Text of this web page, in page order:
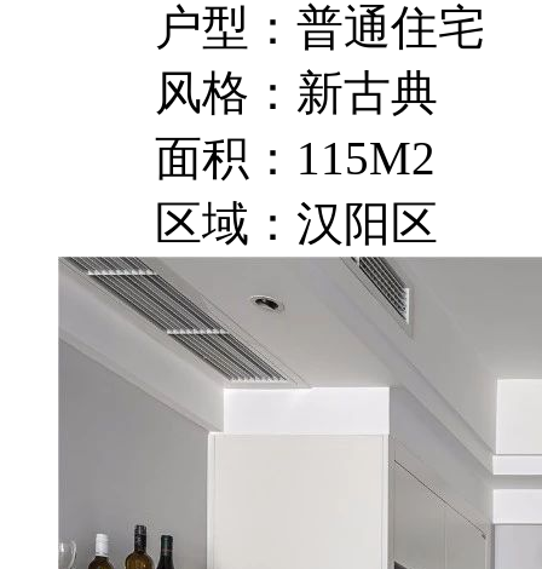
户型：普通住宅
风格：新古典
面积：115M2
区域：汉阳区